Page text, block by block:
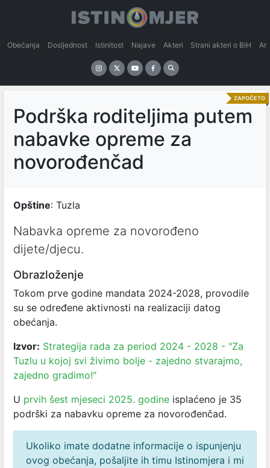
Obećanja Dosljednost Istinitost Najave Akteri Strani akteri o BiH
ZAPOČETO
Podrška roditeljima putem
nabavke opreme za
novorođenčad
Opštine: Tuzla
Nabavka opreme za novorođeno
dijete/djecu.
Obrazloženje
Tokom prve godine mandata 2024-2028, provodile
su se određene aktivnosti na realizaciji datog
obećanja.
Izvor: Strategija rada za period 2024 - 2028 - "Za
Tuzlu u kojoj svi živimo bolje - zajedno stvarajmo,
zajedno gradimo!"
U prvih šest mjeseci 2025. godine isplaćeno je 35
podrški za nabavku opreme za novorođenčad.
Ukoliko imate dodatne informacije o ispunjenju
ovog obećanja, pošaljite ih timu Istinomjera i mi